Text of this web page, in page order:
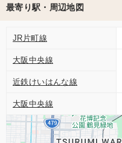
最寄り駅・周辺地図
JR片町線
大阪中央線
近鉄けいはんな線
大阪中央線